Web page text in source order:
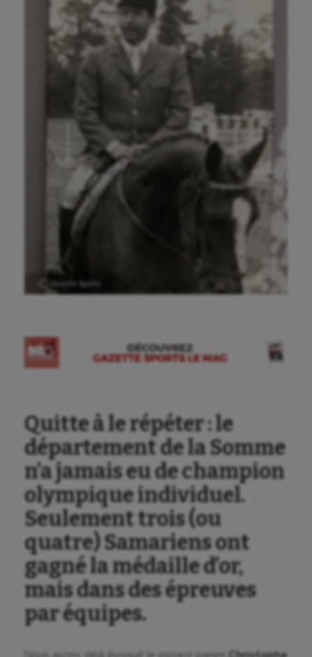
Ⓒ Gazette Sports
Quitte à le répéter : le
département de la Somme
n’a jamais eu de champion
olympique individuel.
Seulement trois (ou
quatre) Samariens ont
gagné la médaille d’or,
mais dans des épreuves
par équipes.